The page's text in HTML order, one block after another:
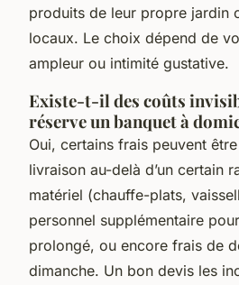
produits de leur propre jardin
locaux. Le choix dépend de
ampleur ou intimité gustative.
Existe-t-il des coûts
réserve un banquet à
Oui, certains frais peuvent
livraison au-delà d’un certain
matériel (chauffe-plats,
personnel supplémentaire
prolongé, ou encore frais de
dimanche. Un bon devis les